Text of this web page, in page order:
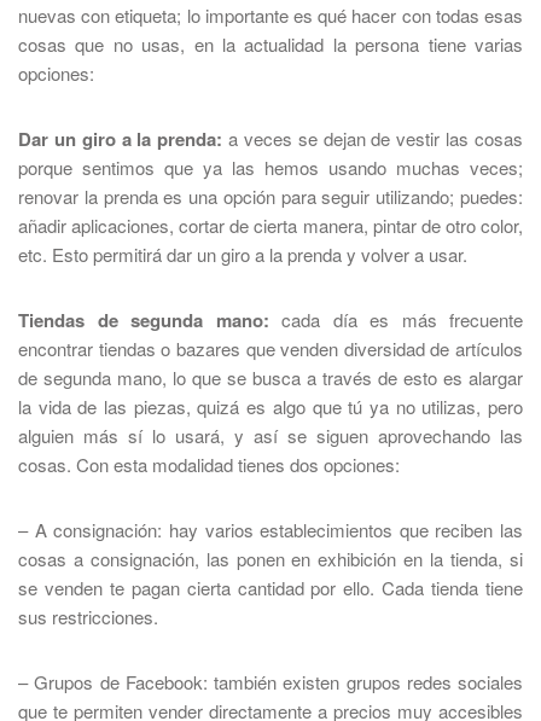
nuevas con etiqueta; lo importante es qué hacer con todas esas
cosas que no usas, en la actualidad la persona tiene varias
opciones:
Dar un giro a la prenda:a veces se dejan de vestir las cosas
porque sentimos que ya las hemos usando muchas veces;
renovar la prenda es una opción para seguir utilizando; puedes:
añadir aplicaciones, cortar de cierta manera, pintar de otro color,
etc. Esto permitirá dar un giro a la prenda y volver a usar.
Tiendas de segunda mano: cada día es más frecuente
encontrar tiendas o bazares que venden diversidad de artículos
de segunda mano, lo que se busca a través de esto es alargar
la vida de las piezas, quizá es algo que tú ya no utilizas, pero
alguien más sí lo usará, y así se siguen aprovechando las
cosas. Con esta modalidad tienes dos opciones:
– A consignación: hay varios establecimientos que reciben las
cosas a consignación, las ponen en exhibición en la tienda, si
se venden te pagan cierta cantidad por ello. Cada tienda tiene
sus restricciones.
– Grupos de Facebook: también existen grupos redes sociales
que te permiten vender directamente a precios muy accesibles